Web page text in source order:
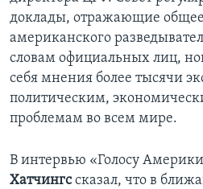
доклады, отражающие
американского
словам официальных лиц,
себя мнения более тысячи
политическим,
проблемам во всем мире.
В интервью «Голосу
Хатчингссказал, что в